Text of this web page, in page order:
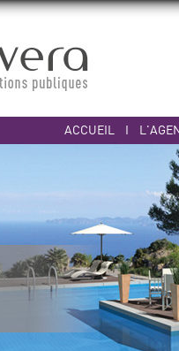
ACCUEIL I